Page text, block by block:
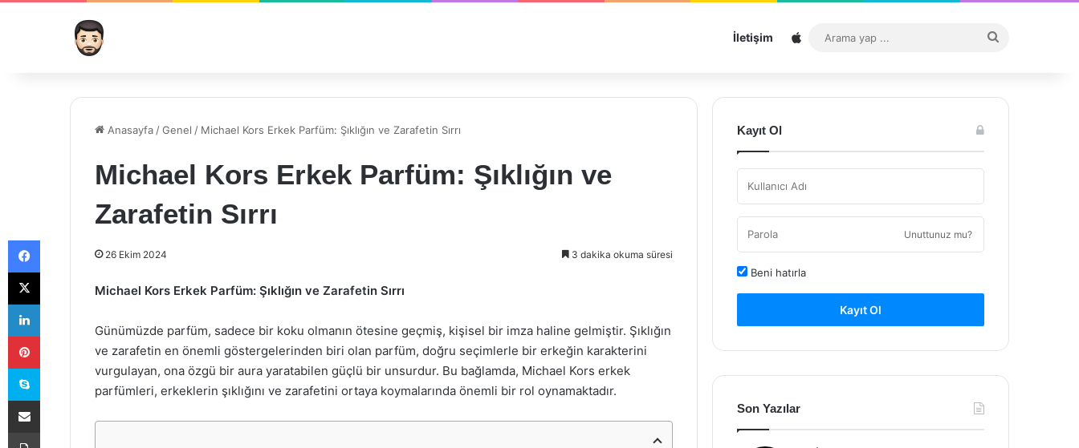
İletişim Sitemap
...
Anasayfa /Genel / Michael Kors Erkek Parfüm: Şıklığın ve Zarafetin Sırrı
Michael Kors Erkek Parfüm: Şıklığın ve
Zarafetin Sırrı
26 Ekim 2024 3 dakika okuma süresi
Michael Kors Erkek Parfüm: Şıklığın ve Zarafetin Sırrı
Günümüzde parfüm, sadece bir koku olmanın ötesine geçmiş, kişisel bir imza haline gelmiştir. Şıklığın
ve zarafetin en önemli göstergelerinden biri olan parfüm, doğru seçimlerle bir erkeğin karakterini
vurgulayan, ona özgü bir aura yaratabilen güçlü bir unsurdur. Bu bağlamda, Michael Kors erkek
parfümleri, erkeklerin şıklığını ve zarafetini ortaya koymalarında önemli bir rol oynamaktadır.
Kayıt Ol
Unuttunuz mu?
Beni hatırla
Kayıt Ol
Son Yazılar
Facebook
X
LinkedIn
Pinterest
Skype
E-Posta ile paylaş